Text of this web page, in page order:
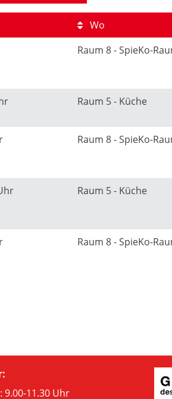
Wo
Raum 8 - SpieKo-
Raum 5 - Küche
Raum 8 - SpieKo-
Raum 5 - Küche
Raum 8 - SpieKo-
11.30 Uhr